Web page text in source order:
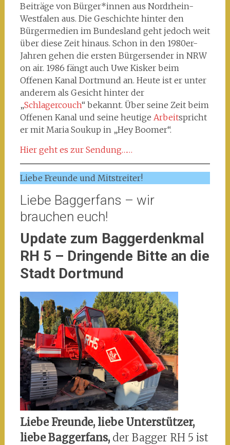
Beiträge von Bürger*innen aus Nordrhein-
Westfalen aus. Die Geschichte hinter den
Bürgermedien im Bundesland geht jedoch weit
über diese Zeit hinaus. Schon in den 1980er-
Jahren gehen die ersten Bürgersender in NRW
on air. 1986 fängt auch Uwe Kisker beim
Offenen Kanal Dortmund an. Heute ist er unter
anderem als Gesicht hinter der
„Schlagercouch“ bekannt. Über seine Zeit beim
Offenen Kanal und seine heutige Arbeitspricht
er mit Maria Soukup in „Hey Boomer“.
Hier geht es zur Sendung……
Liebe Freunde und Mitstreiter!
Liebe Baggerfans – wir
brauchen euch!
Update zum Baggerdenkmal
RH 5 – Dringende Bitte an die
Stadt Dortmund
Liebe Freunde, liebe Unterstützer,
liebe Baggerfans,der Bagger RH 5 ist